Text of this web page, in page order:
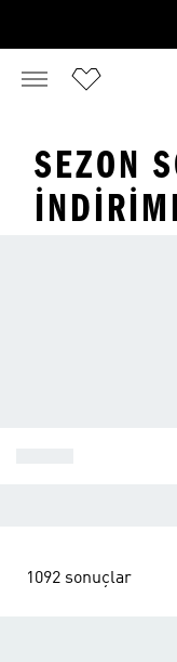
SEZON
1092 sonuçlar